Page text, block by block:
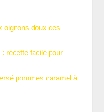
oignons doux des
recette facile pour
pommes caramel à